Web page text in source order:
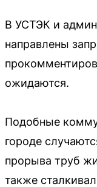
В УСТЭК и
направлены
ожидаются.
Подобные
городе
прорыва труб
также